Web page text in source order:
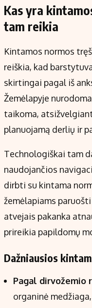
Kas yra
tam reikia
Kintamos normos
reiškia, kad
skirtingai pagal iš
Žemėlapyje
taikoma,
planuojamą derlių ir
Technologiškai tam
naudojančios
dirbti su kintama
žemėlapiams
atvejais pakanka
prireikia papildomų
Dažniausios
Pagal dirvožemio
organinė